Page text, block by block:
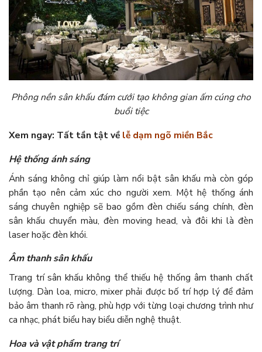
Phông nền sân khấu đám cưới tạo không gian ấm cúng cho
buổi tiệc
Xem ngay: Tất tần tật về lễ dạm ngõ miền Bắc
Hệ thống ánh sáng
Ánh sáng không chỉ giúp làm nổi bật sân khấu mà còn góp
phần tạo nên cảm xúc cho người xem. Một hệ thống ánh
sáng chuyên nghiệp sẽ bao gồm đèn chiếu sáng chính, đèn
sân khấu chuyển màu, đèn moving head, và đôi khi là đèn
laser hoặc đèn khói.
Âm thanh sân khấu
Trang trí sân khấu không thể thiếu hệ thống âm thanh chất
lượng. Dàn loa, micro, mixer phải được bố trí hợp lý để đảm
bảo âm thanh rõ ràng, phù hợp với từng loại chương trình như
ca nhạc, phát biểu hay biểu diễn nghệ thuật.
Hoa và vật phẩm trang trí